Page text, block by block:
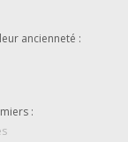
ancienneté :
: